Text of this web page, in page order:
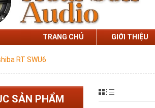
TRANG CHỦ GIỚI THIỆU
RT SWU6
SẢN PHẨM